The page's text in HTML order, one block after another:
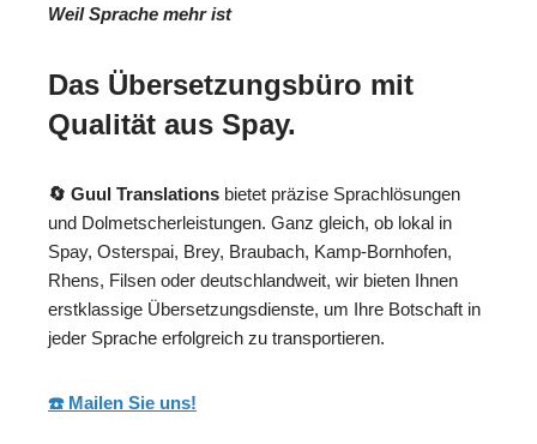
Weil Sprache mehr ist
Das Übersetzungsbüro mit
Qualität aus Spay.
🔄 Guul Translations bietet präzise Sprachlösungen
und Dolmetscherleistungen. Ganz gleich, ob lokal in
Spay, Osterspai, Brey, Braubach, Kamp-Bornhofen,
Rhens, Filsen oder deutschlandweit, wir bieten Ihnen
erstklassige Übersetzungsdienste, um Ihre Botschaft in
jeder Sprache erfolgreich zu transportieren.
☎️ Mailen Sie uns!